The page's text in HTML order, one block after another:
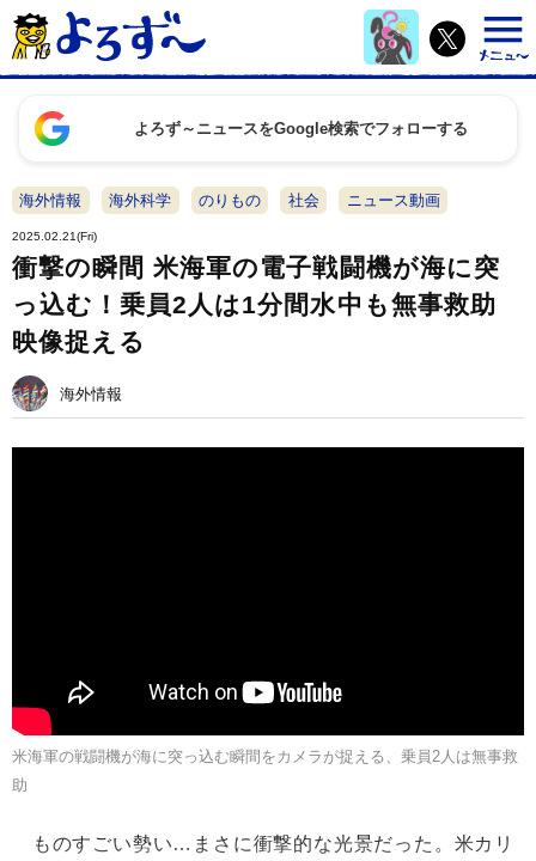
よろず～ニュースをGoogle検索でフォローする
海外情報 海外科学 のりもの 社会 ニュース動画
2025.02.21(Fri)
衝撃の瞬間 米海軍の電子戦闘機が海に突
っ込む！乗員2人は1分間水中も無事救助
映像捉える
海外情報
米海軍の戦闘機が海に突っ込む瞬間をカメラが捉える、乗員2人は無事救
助
ものすごい勢い…まさに衝撃的な光景だった。米カリ